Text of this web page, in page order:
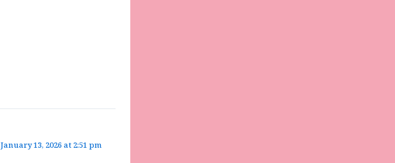
January 13, 2026 at 2:51 pm